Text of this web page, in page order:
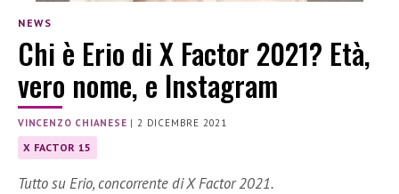
NEWS
Chi è Erio di X Factor 2021? Età,
vero nome, e Instagram
VINCENZO CHIANESE |2 DICEMBRE 2021
X FACTOR 15
Tutto su Erio, concorrente di X Factor 2021.